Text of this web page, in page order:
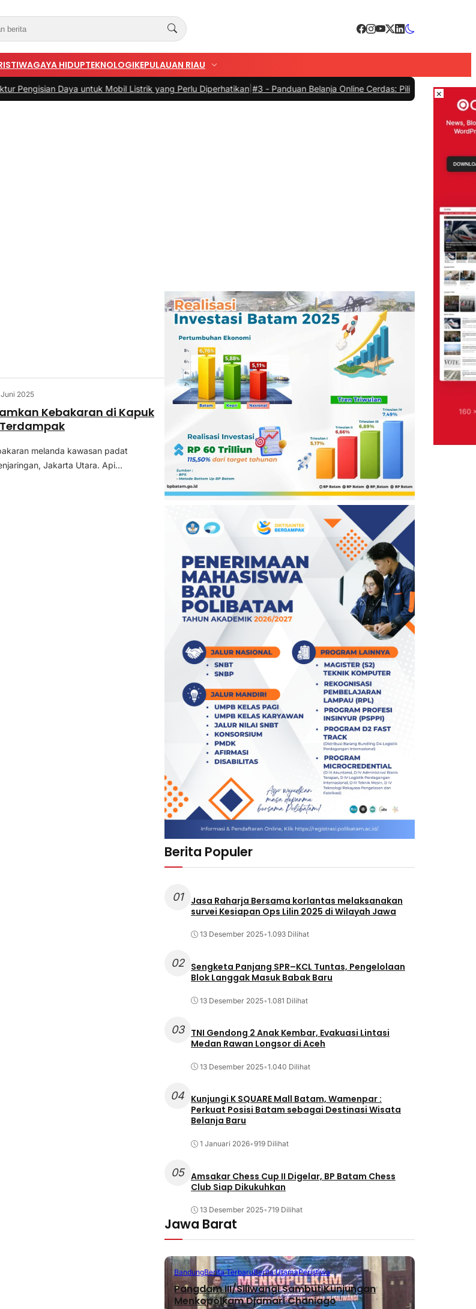
GAYA HIDUPTEKNOLOGIKEPULAUAN RIAU
Daya untuk Mobil Listrik yang Perlu Diperhatikan|#3 -Panduan Belanja Online Cerdas: Pilih Produk dengan Bijak dan
2025
Kebakaran di Kapuk
melanda kawasan padat
Jakarta Utara. Api...
Berita Populer
01
Jasa Raharja Bersama korlantas melaksanakan
survei Kesiapan Ops Lilin 2025 di Wilayah Jawa
13 Desember 2025•1.093 Dilihat
02
Sengketa Panjang SPR–KCL Tuntas, Pengelolaan
Blok Langgak Masuk Babak Baru
13 Desember 2025•1.081 Dilihat
03
TNI Gendong 2 Anak Kembar, Evakuasi Lintasi
Medan Rawan Longsor di Aceh
13 Desember 2025•1.040 Dilihat
04 Kunjungi K SQUARE Mall Batam, Wamenpar :
Perkuat Posisi Batam sebagai Destinasi Wisata
Belanja Baru
1 Januari 2026•919 Dilihat
05 Amsakar Chess Cup II Digelar, BP Batam Chess
Club Siap Dikukuhkan
13 Desember 2025•719 Dilihat
Jawa Barat
BandungBerita TerbaruBerita UtamaPeristiwa
Pangdam III/Siliwangi Sambut Kunjungan
Menkopolkam Djamari Chaniago
×